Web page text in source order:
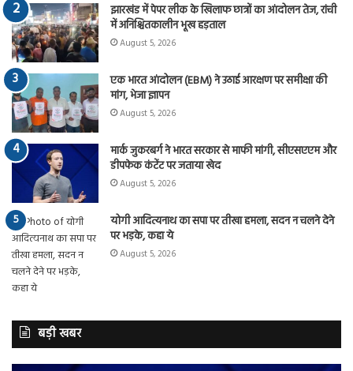
झारखंड में पेपर लीक के खिलाफ छात्रों का आंदोलन तेज, रांची
में अनिश्चितकालीन भूख हड़ताल
August 5, 2026
एक भारत आंदोलन (EBM) ने उठाई आरक्षण पर समीक्षा की
मांग, भेजा ज्ञापन
August 5, 2026
मार्क जुकरबर्ग ने भारत सरकार से माफी मांगी, सीएसएएम और
डीपफेक कंटेंट पर जताया खेद
August 5, 2026
योगी आदित्यनाथ का सपा पर तीखा हमला, सदन न चलने देने
पर भड़के, कहा ये
August 5, 2026
बड़ी खबर